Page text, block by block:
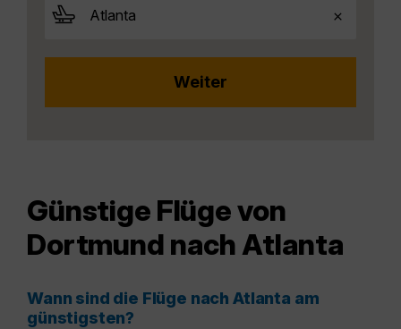
Günstige Flüge von
Dortmund nach Atlanta
Wann sind die Flüge nach Atlanta am
günstigsten?